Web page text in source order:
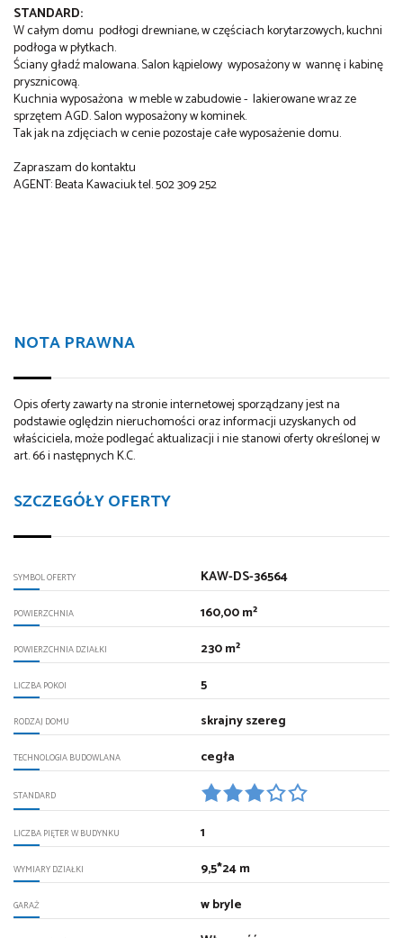
STANDARD:
W całym domu podłogi drewniane, w częściach korytarzowych, kuchni
podłoga w płytkach.
Ściany gładź malowana. Salon kąpielowy wyposażony w wannę i kabinę
prysznicową.
Kuchnia wyposażona w meble w zabudowie - lakierowane wraz ze
sprzętem AGD. Salon wyposażony w kominek.
Tak jak na zdjęciach w cenie pozostaje całe wyposażenie domu.
Zapraszam do kontaktu
AGENT: Beata Kawaciuk tel. 502 309 252
NOTA PRAWNA
Opis oferty zawarty na stronie internetowej sporządzany jest na
podstawie oględzin nieruchomości oraz informacji uzyskanych od
właściciela, może podlegać aktualizacji i nie stanowi oferty określonej w
art. 66 i następnych K.C.
SZCZEGÓŁY OFERTY
SYMBOL OFERTY KAW-DS-36564
POWIERZCHNIA 160,00 m²
POWIERZCHNIA DZIAŁKI 230 m²
LICZBA POKOI 5
RODZAJ DOMU skrajny szereg
TECHNOLOGIA BUDOWLANA cegła
STANDARD
LICZBA PIĘTER W BUDYNKU 1
WYMIARY DZIAŁKI 9,5*24 m
GARAŻ w bryle